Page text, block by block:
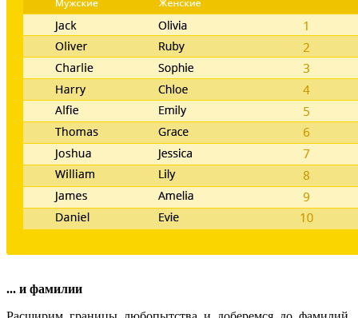
... и фамилии